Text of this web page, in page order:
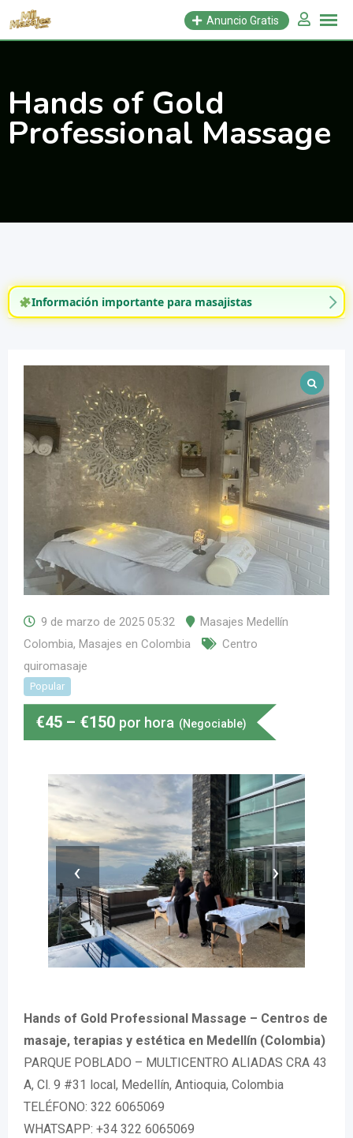
Saltar
Anuncio Gratis
Hands of Gold
Professional Massage
Información importante para masajistas
9 de marzo de 2025 05:32
Masajes Medellín
Colombia, Masajes en Colombia
Centro
quiromasaje
Popular
€45 – €150 por hora (Negociable)
‹ ›
Hands of Gold Professional Massage – Centros de
masaje, terapias y estética en Medellín (Colombia)
PARQUE POBLADO – MULTICENTRO ALIADAS CRA 43
A, Cl. 9 #31 local, Medellín, Antioquia, Colombia
TELÉFONO: 322 6065069
WHATSAPP: +34 322 6065069